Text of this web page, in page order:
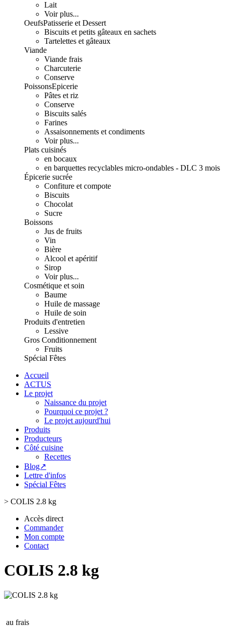
Lait
Voir plus...
OeufsPatisserie et Dessert
Biscuits et petits gâteaux en sachets
Tartelettes et gâteaux
Viande
Viande frais
Charcuterie
Conserve
PoissonsEpicerie
Pâtes et riz
Conserve
Biscuits salés
Farines
Assaisonnements et condiments
Voir plus...
Plats cuisinés
en bocaux
en barquettes recyclables micro-ondables - DLC 3 mois
Épicerie sucrée
Confiture et compote
Biscuits
Chocolat
Sucre
Boissons
Jus de fruits
Vin
Bière
Alcool et apéritif
Sirop
Voir plus...
Cosmétique et soin
Baume
Huile de massage
Huile de soin
Produits d'entretien
Lessive
Gros Conditionnement
Fruits
Spécial Fêtes
Accueil
ACTUS
Le projet
Naissance du projet
Pourquoi ce projet ?
Le projet aujourd'hui
Produits
Producteurs
Côté cuisine
Recettes
Blog↗
Lettre d'infos
Spécial Fêtes
> COLIS 2.8 kg
Accès direct
Commander
Mon compte
Contact
COLIS 2.8 kg
au frais